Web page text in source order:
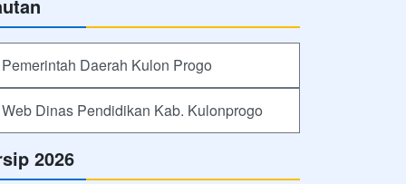
Pemerintah Daerah Kulon Progo
Web Dinas Pendidikan Kab. Kulonprogo
2026